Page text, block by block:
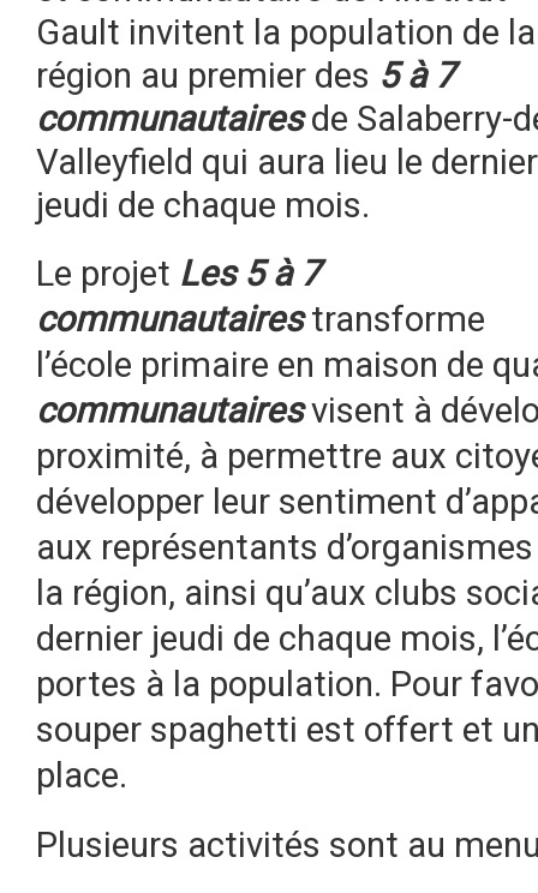
Gault invitent la population de la
région au premier des 5 à 7
communautairesde Salaberry-
Valleyfield qui aura lieu le dernier
jeudi de chaque mois.
Le projet Les 5 à 7
communautairestransforme
l’école primaire en maison de
communautairesvisent à
proximité, à permettre aux
développer leur sentiment
aux représentants
la région, ainsi qu’aux clubs
dernier jeudi de chaque mois,
portes à la population. Pour
souper spaghetti est offert et
place.
Plusieurs activités sont au